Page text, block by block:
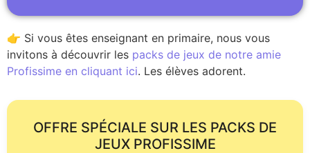
👉 Si vous êtes enseignant en primaire, nous vous
invitons à découvrir les packs de jeux de notre amie
Profissime en cliquant ici. Les élèves adorent.
OFFRE SPÉCIALE SUR LES PACKS DE
JEUX PROFISSIME